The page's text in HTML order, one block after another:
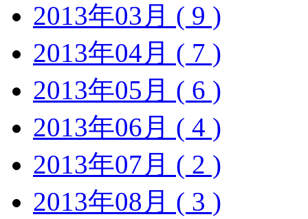
2013年03月 ( 9 )
2013年04月 ( 7 )
2013年05月 ( 6 )
2013年06月 ( 4 )
2013年07月 ( 2 )
2013年08月 ( 3 )